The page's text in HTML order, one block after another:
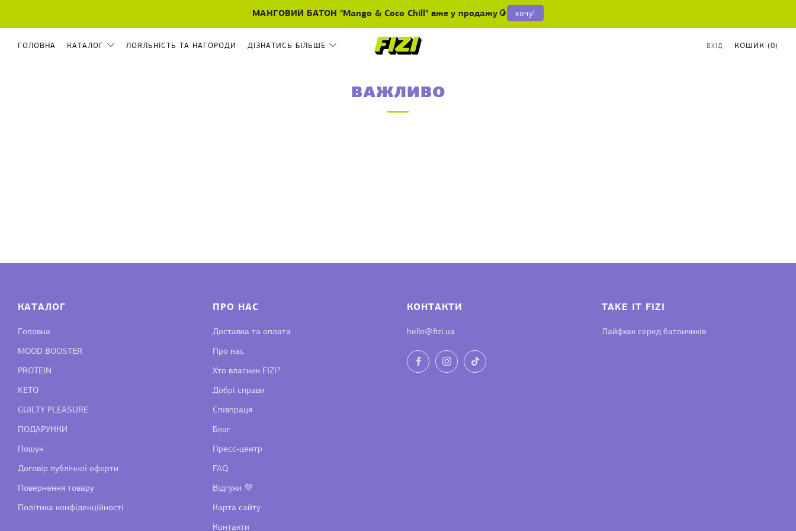
МАНГОВИЙ БАТОН "Mango & Coco Chill" вже у продажу🥭 хочу!
ГОЛОВНА КАТАЛОГ ЛОЯЛЬНІСТЬ ТА НАГОРОДИ ДІЗНАТИСЬ БІЛЬШЕ ВХІД КОШИК (0)
ВАЖЛИВО
КАТАЛОГ
Головна
MOOD BOOSTER
PROTEIN
KETO
GUILTY PLEASURE
ПОДАРУНКИ
Пошук
Договір публічної оферти
Повернення товару
Політика конфіденційності
ПРО НАС
Доставка та оплата
Про нас
Хто власник FIZI?
Добрі справи
Співпраця
Блог
Пресс-центр
FAQ
Відгуки 💜
Карта сайту
Контакти
КОНТАКТИ
hello@fizi.ua
FacebookInstagramTikTok
TAKE IT FIZI
Лайфхак серед батончиків